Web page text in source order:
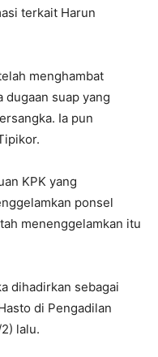
terkait Harun
menghambat
suap yang
Ia pun
KPK yang
ponsel
menenggelamkan itu
dihadirkan sebagai
di Pengadilan
lalu.